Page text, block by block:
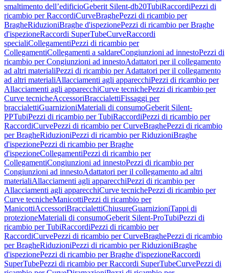
smaltimento dell’edificioGeberit Silent-db20TubiRaccordiPezzi di
ricambio per RaccordiCurveBraghePezzi di ricambio per
BragheRiduzioniBraghe d'ispezionePezzi di ricambio per Braghe
d'ispezioneRaccordi SuperTubeCurveRaccordi
specialiCollegamentiPezzi di ricambio per
CollegamentiCollegamenti a saldareCongiunzioni ad innestoPezzi di
ricambio per Congiunzioni ad innestoAdattatori per il collegamento
ad altri materialiPezzi di ricambio per Adattatori per il collegamento
ad altri materialiAllacciamenti agli apparecchiPezzi di ricambio per
Allacciamenti agli apparecchiCurve tecnichePezzi di ricambio per
Curve tecnicheAccessoriBraccialettiFissaggi per
braccialettiGuarnizioniMateriali di consumoGeberit Silent-
PPTubiPezzi di ricambio per TubiRaccordiPezzi di ricambio per
RaccordiCurvePezzi di ricambio per CurveBraghePezzi di ricambio
per BragheRiduzioniPezzi di ricambio per RiduzioniBraghe
d'ispezionePezzi di ricambio per Braghe
d'ispezioneCollegamentiPezzi di ricambio per
CollegamentiCongiunzioni ad innestoPezzi di ricambio per
Congiunzioni ad innestoAdattatori per il collegamento ad altri
materialiAllacciamenti agli apparecchiPezzi di ricambio per
Allacciamenti agli apparecchiCurve tecnichePezzi di ricambio per
Curve tecnicheManicottiPezzi di ricambio per
ManicottiAccessoriBraccialettiChiusureGuarnizioniTappi di
protezioneMateriali di consumoGeberit Silent-ProTubiPezzi di
ricambio per TubiRaccordiPezzi di ricambio per
RaccordiCurvePezzi di ricambio per CurveBraghePezzi di ricambio
per BragheRiduzioniPezzi di ricambio per RiduzioniBraghe
d'ispezionePezzi di ricambio per Braghe d'ispezioneRaccordi
SuperTubePezzi di ricambio per Raccordi SuperTubeCurvePezzi di